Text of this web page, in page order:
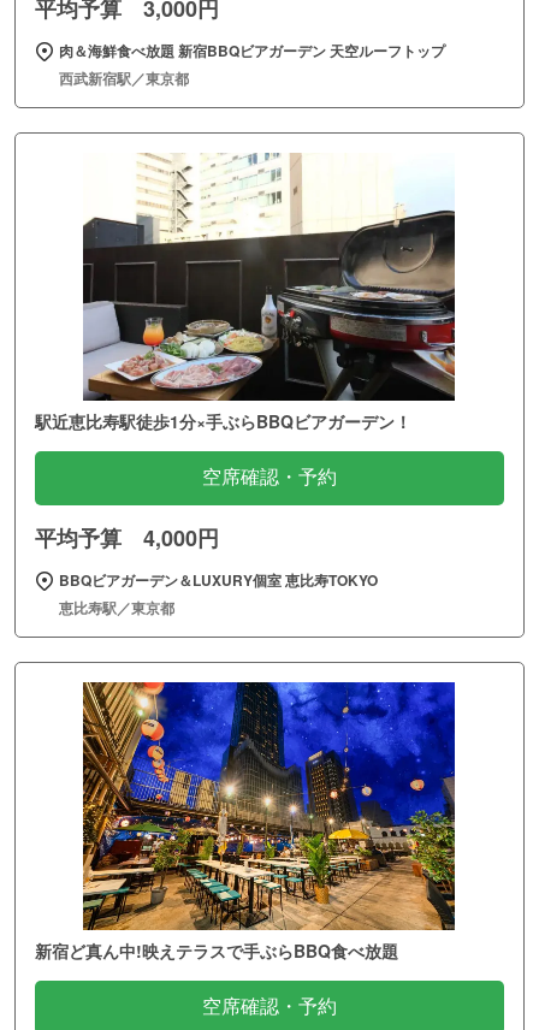
平均予算 3,000円
肉＆海鮮食べ放題 新宿BBQビアガーデン 天空ルーフトップ
西武新宿駅／東京都
駅近恵比寿駅徒歩1分×手ぶらBBQビアガーデン！
空席確認・予約
平均予算 4,000円
BBQビアガーデン＆LUXURY個室 恵比寿TOKYO
恵比寿駅／東京都
新宿ど真ん中!映えテラスで手ぶらBBQ食べ放題
空席確認・予約